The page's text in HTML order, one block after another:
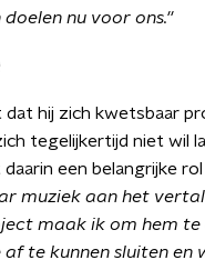
nu voor ons.''
dat hij zich kwetsbaar
tegelijkertijd niet wil
daarin een belangrijke
muziek aan het
maak ik om hem te
af te kunnen sluiten en